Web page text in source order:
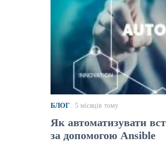
БЛОГ 5 місяців тому
Як автоматизувати
за допомогою Ansible